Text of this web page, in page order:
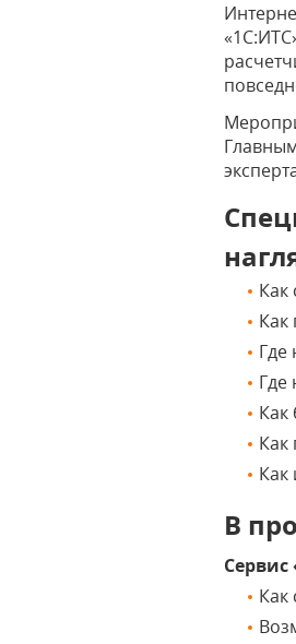
Как
Как
Где
Где
Как
Как
Как
В
Сервис
Как